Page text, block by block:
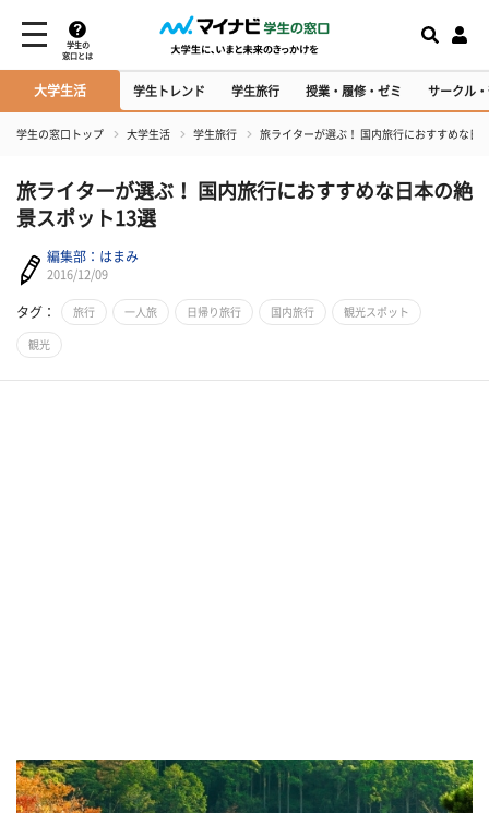
学生の
窓口とは
大学生活 学生トレンド 学生旅行 授業・履修・ゼミ サークル
学生の窓口トップ 大学生活 学生旅行 旅ライターが選ぶ！ 国内旅行におすすめな日
旅ライターが選ぶ！ 国内旅行におすすめな日本の絶
景スポット13選
編集部：はまみ
2016/12/09
タグ： 旅行 一人旅 日帰り旅行 国内旅行 観光スポット
観光